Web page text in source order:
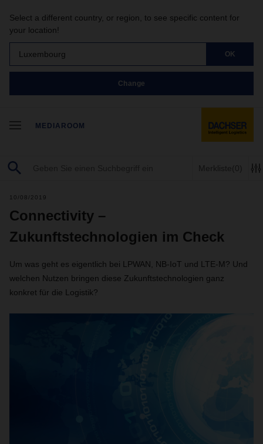
Select a different country, or region, to see specific content for
your location!
Luxembourg OK
Change
MEDIAROOM
Merkliste(0)
10/08/2019
Connectivity –
Zukunftstechnologien im Check
Um was geht es eigentlich bei LPWAN, NB-IoT und LTE-M? Und
welchen Nutzen bringen diese Zukunftstechnologien ganz
konkret für die Logistik?